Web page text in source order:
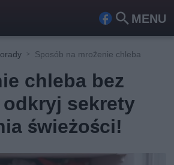
MENU
Fa
ook
Szu
kaj
Sposób na mrożenie chleba
chleba bez
sekrety
świeżości!